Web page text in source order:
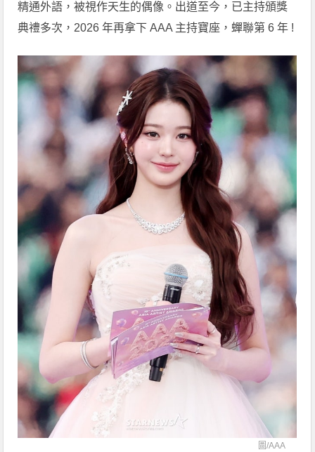
精通外語，被視作天生的偶像。出道至今，已主持頒獎
典禮多次，2026 年再拿下 AAA 主持寶座，蟬聯第 6 年 !
圖/AAA